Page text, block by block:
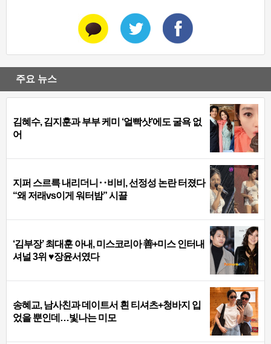
주요 뉴스
김혜수, 김지훈과 부부 케미 ‘얼빡샷’에도 굴욕 없
어
지퍼 스르륵 내리더니‥비비, 선정성 논란 터졌다
“왜 저래vs이게 워터밤” 시끌
‘김부장’ 최대훈 아내, 미스코리아 善+미스 인터내
셔널 3위 ♥장윤서였다
송혜교, 남사친과 데이트서 흰 티셔츠+청바지 입
었을 뿐인데…빛나는 미모